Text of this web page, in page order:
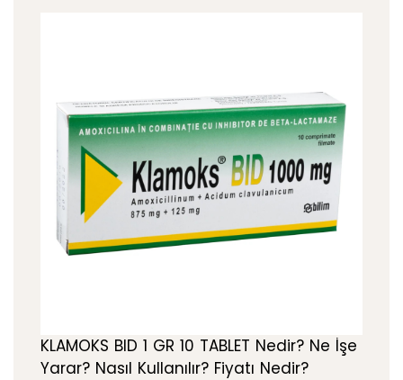
KLAMOKS BID 1 GR 10 TABLET Nedir? Ne İşe
Yarar? Nasıl Kullanılır? Fiyatı Nedir?